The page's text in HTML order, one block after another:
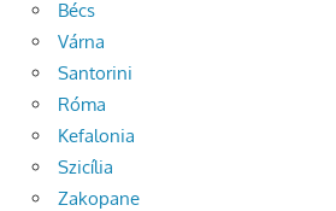
Bécs
Várna
Santorini
Róma
Kefalonia
Szicília
Zakopane